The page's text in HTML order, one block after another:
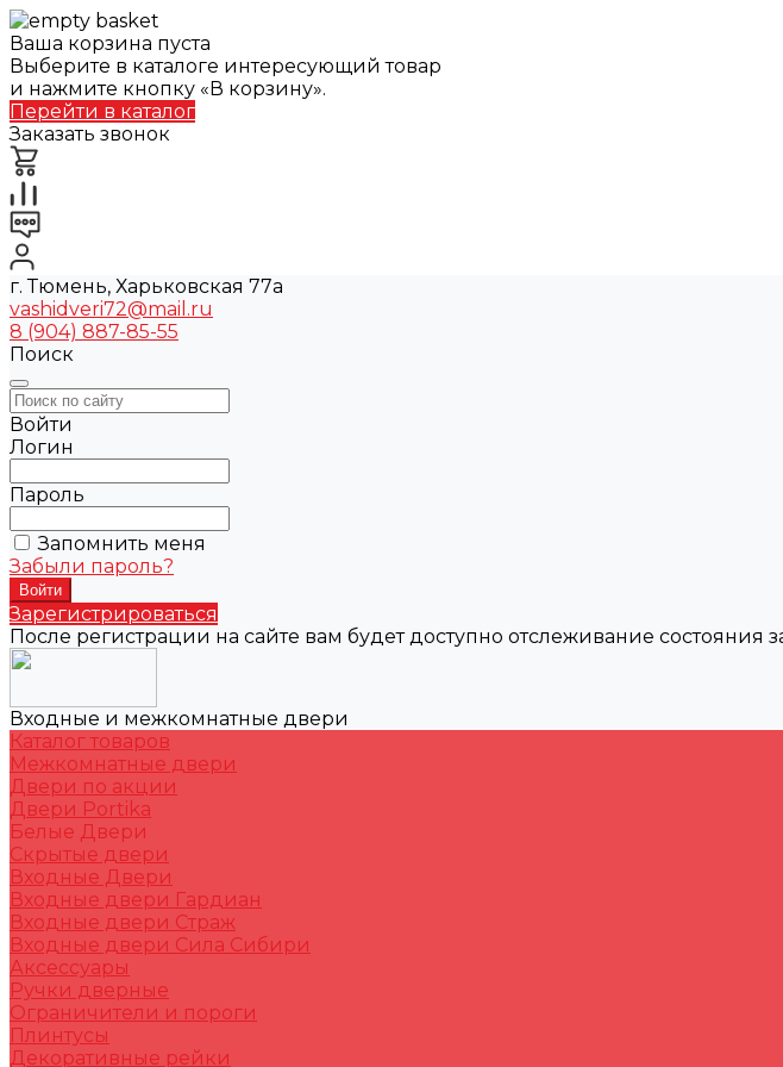
Ваша корзина пуста
Выберите в каталоге интересующий товар
и нажмите кнопку «В корзину».
Перейти в каталог
Заказать звонок
г. Тюмень, Харьковская 77а
vashidveri72@mail.ru
8 (904) 887-85-55
Поиск
Войти
Логин
Пароль
Запомнить меня
Забыли пароль?
Зарегистрироваться
После регистрации на сайте вам будет доступно отслеживание
Входные и межкомнатные двери
Каталог товаров
Межкомнатные двери
Двери по акции
Двери Portika
Белые Двери
Скрытые двери
Входные Двери
Входные двери Гардиан
Входные двери Страж
Входные двери Сила Сибири
Аксессуары
Ручки дверные
Ограничители и пороги
Плинтусы
Декоративные рейки